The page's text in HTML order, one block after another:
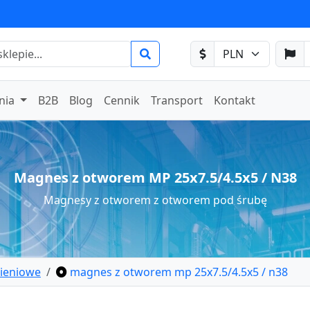
B2B Blog Cennik Transport Kontakt
Magnes z otworem MP 25x7.5/4.5x5 / N38
Magnesy z otworem z otworem pod śrubę
magnes z otworem mp 25x7.5/4.5x5 / n38